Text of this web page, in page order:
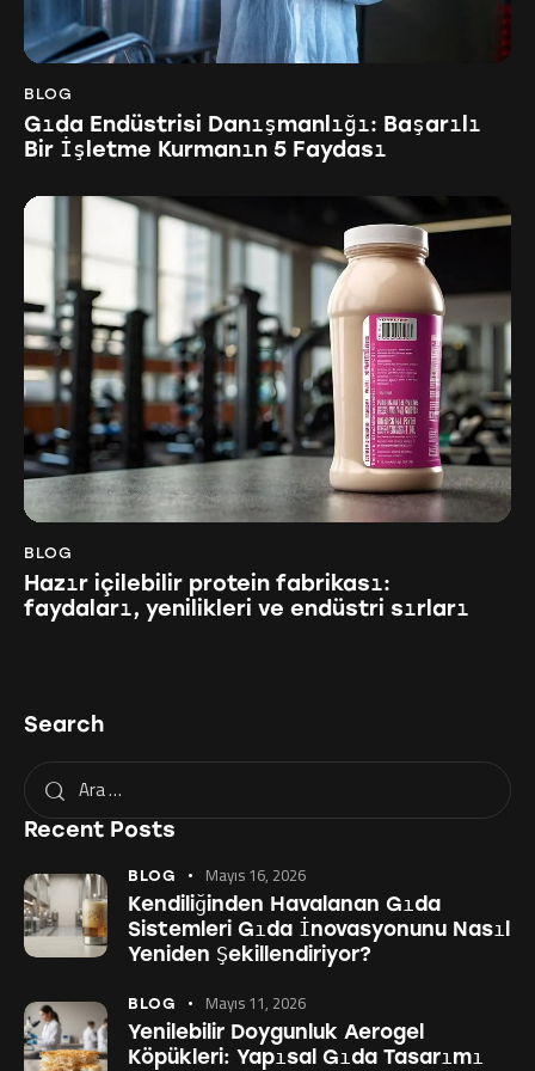
BLOG
Gıda Endüstrisi Danışmanlığı: Başarılı
Bir İşletme Kurmanın 5 Faydası
BLOG
Hazır içilebilir protein fabrikası:
faydaları, yenilikleri ve endüstri sırları
Search
Recent Posts
BLOG Mayıs 16, 2026
Kendiliğinden Havalanan Gıda
Sistemleri Gıda İnovasyonunu Nasıl
Yeniden Şekillendiriyor?
BLOG Mayıs 11, 2026
Yenilebilir Doygunluk Aerogel
Köpükleri: Yapısal Gıda Tasarımı